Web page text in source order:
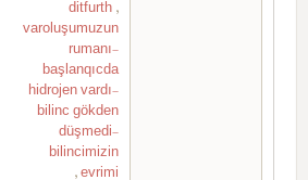
ditfurth ,
varoluşumuzun
rumanı-
başlanqıcda
hidrojen vardı-
bilinc gökden
düşmedi-
bilincimizin
evrimi
,